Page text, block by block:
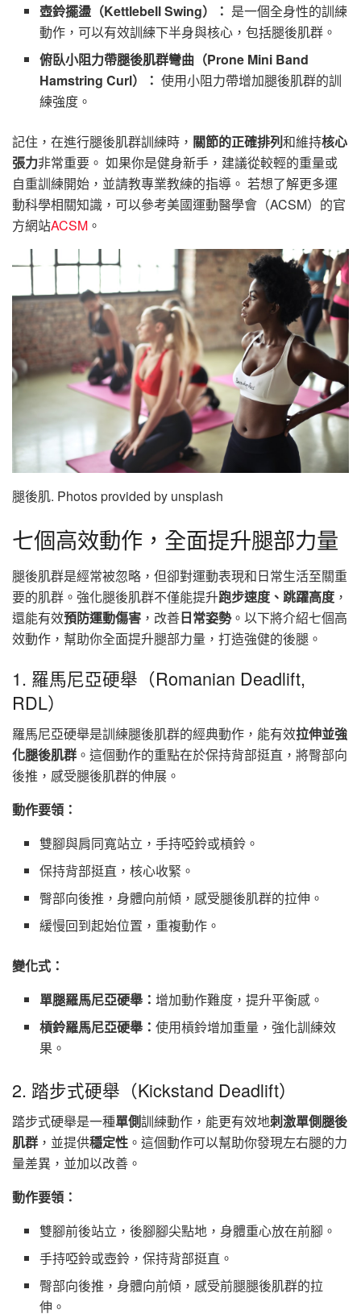
壺鈴擺盪（Kettlebell Swing）： 是一個全身性的訓練
動作，可以有效訓練下半身與核心，包括腿後肌群。
俯臥小阻力帶腿後肌群彎曲（Prone Mini Band
Hamstring Curl）： 使用小阻力帶增加腿後肌群的訓
練強度。
記住，在進行腿後肌群訓練時， 關節的正確排列和維持核心
張力非常重要。 如果你是健身新手，建議從較輕的重量或
自重訓練開始，並請教專業教練的指導。 若想了解更多運
動科學相關知識，可以參考美國運動醫學會（ACSM）的官
方網站ACSM 。
腿後肌. Photos provided by unsplash
七個高效動作，全面提升腿部力量
腿後肌群是經常被忽略，但卻對運動表現和日常生活至關重
要的肌群。強化腿後肌群不僅能提升跑步速度、跳躍高度 ，
還能有效預防運動傷害 ，改善日常姿勢。以下將介紹七個高
效動作，幫助你全面提升腿部力量，打造強健的後腿。
1. 羅馬尼亞硬舉（Romanian Deadlift,
RDL）
羅馬尼亞硬舉是訓練腿後肌群的經典動作，能有效拉伸並強
化腿後肌群 。這個動作的重點在於保持背部挺直，將臀部向
後推，感受腿後肌群的伸展。
動作要領：
雙腳與肩同寬站立，手持啞鈴或槓鈴。
保持背部挺直，核心收緊。
臀部向後推，身體向前傾，感受腿後肌群的拉伸。
緩慢回到起始位置，重複動作。
變化式：
單腿羅馬尼亞硬舉：增加動作難度，提升平衡感。
槓鈴羅馬尼亞硬舉：使用槓鈴增加重量，強化訓練效
果。
2. 踏步式硬舉（Kickstand Deadlift）
踏步式硬舉是一種單側訓練動作，能更有效地刺激單側腿後
肌群 ，並提供穩定性 。這個動作可以幫助你發現左右腿的力
量差異，並加以改善。
動作要領：
雙腳前後站立，後腳腳尖點地，身體重心放在前腳。
手持啞鈴或壺鈴，保持背部挺直。
臀部向後推，身體向前傾，感受前腿腿後肌群的拉
伸。